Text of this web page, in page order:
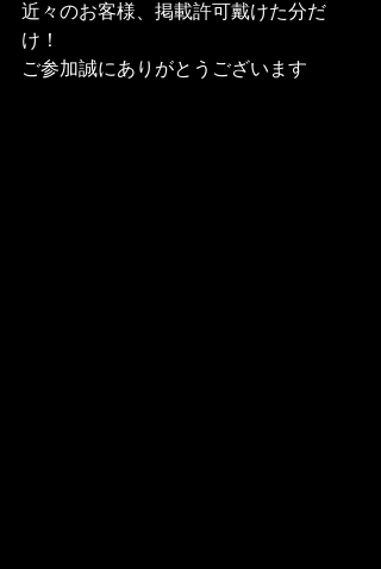
近々のお客様、掲載許可戴けた分だ
け！
ご参加誠にありがとうございます